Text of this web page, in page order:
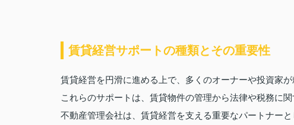
賃貸経営サポートの種類とその重要性
賃貸経営を円滑に進める上で、多くのオーナーや投資家
これらのサポートは、賃貸物件の管理から法律や税務に
不動産管理会社は、賃貸経営を支える重要なパートナーと